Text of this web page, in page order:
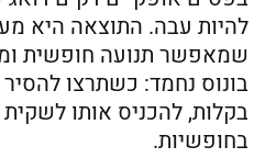
להיות עבה. התוצאה היא
שמאפשר תנועה חופשית
בונוס נחמד: כשתרצו
בקלות, להכניס אותו
בחופשיות.